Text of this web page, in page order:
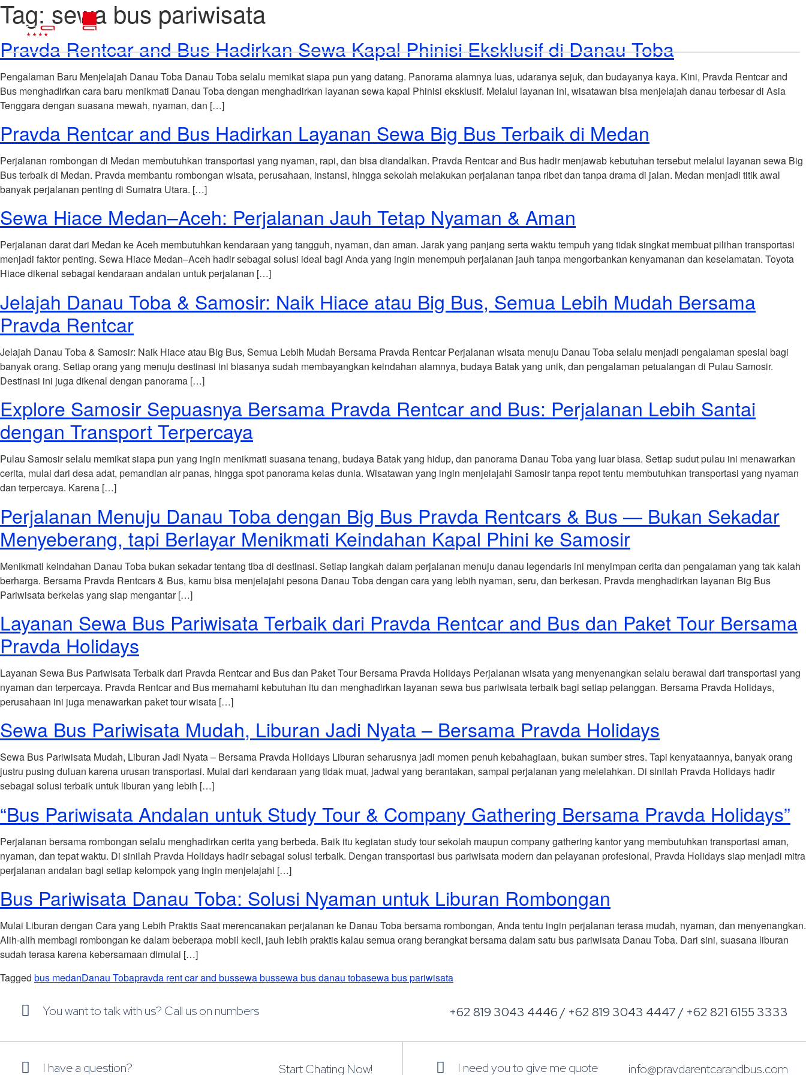
Tag: sewa bus pariwisata
Pravda Rentcar and Bus Hadirkan Sewa Kapal Phinisi Eksklusif di Danau Toba
Pengalaman Baru Menjelajah Danau Toba Danau Toba selalu memikat siapa pun yang datang. Panorama alamnya luas, udaranya sejuk, dan budayanya kaya. Kini, Pravda Rentcar and
Bus menghadirkan cara baru menikmati Danau Toba dengan menghadirkan layanan sewa kapal Phinisi eksklusif. Melalui layanan ini, wisatawan bisa menjelajah danau terbesar di Asia
Tenggara dengan suasana mewah, nyaman, dan […]
Pravda Rentcar and Bus Hadirkan Layanan Sewa Big Bus Terbaik di Medan
Perjalanan rombongan di Medan membutuhkan transportasi yang nyaman, rapi, dan bisa diandalkan. Pravda Rentcar and Bus hadir menjawab kebutuhan tersebut melalui layanan sewa Big
Bus terbaik di Medan. Pravda membantu rombongan wisata, perusahaan, instansi, hingga sekolah melakukan perjalanan tanpa ribet dan tanpa drama di jalan. Medan menjadi titik awal
banyak perjalanan penting di Sumatra Utara. […]
Sewa Hiace Medan–Aceh: Perjalanan Jauh Tetap Nyaman & Aman
Perjalanan darat dari Medan ke Aceh membutuhkan kendaraan yang tangguh, nyaman, dan aman. Jarak yang panjang serta waktu tempuh yang tidak singkat membuat pilihan transportasi
menjadi faktor penting. Sewa Hiace Medan–Aceh hadir sebagai solusi ideal bagi Anda yang ingin menempuh perjalanan jauh tanpa mengorbankan kenyamanan dan keselamatan. Toyota
Hiace dikenal sebagai kendaraan andalan untuk perjalanan […]
Jelajah Danau Toba & Samosir: Naik Hiace atau Big Bus, Semua Lebih Mudah Bersama
Pravda Rentcar
Jelajah Danau Toba & Samosir: Naik Hiace atau Big Bus, Semua Lebih Mudah Bersama Pravda Rentcar Perjalanan wisata menuju Danau Toba selalu menjadi pengalaman spesial bagi
banyak orang. Setiap orang yang menuju destinasi ini biasanya sudah membayangkan keindahan alamnya, budaya Batak yang unik, dan pengalaman petualangan di Pulau Samosir.
Destinasi ini juga dikenal dengan panorama […]
Explore Samosir Sepuasnya Bersama Pravda Rentcar and Bus: Perjalanan Lebih Santai
dengan Transport Terpercaya
Pulau Samosir selalu memikat siapa pun yang ingin menikmati suasana tenang, budaya Batak yang hidup, dan panorama Danau Toba yang luar biasa. Setiap sudut pulau ini menawarkan
cerita, mulai dari desa adat, pemandian air panas, hingga spot panorama kelas dunia. Wisatawan yang ingin menjelajahi Samosir tanpa repot tentu membutuhkan transportasi yang nyaman
dan terpercaya. Karena […]
Perjalanan Menuju Danau Toba dengan Big Bus Pravda Rentcars & Bus — Bukan Sekadar
Menyeberang, tapi Berlayar Menikmati Keindahan Kapal Phini ke Samosir
Menikmati keindahan Danau Toba bukan sekadar tentang tiba di destinasi. Setiap langkah dalam perjalanan menuju danau legendaris ini menyimpan cerita dan pengalaman yang tak kalah
berharga. Bersama Pravda Rentcars & Bus, kamu bisa menjelajahi pesona Danau Toba dengan cara yang lebih nyaman, seru, dan berkesan. Pravda menghadirkan layanan Big Bus
Pariwisata berkelas yang siap mengantar […]
Layanan Sewa Bus Pariwisata Terbaik dari Pravda Rentcar and Bus dan Paket Tour Bersama
Pravda Holidays
Layanan Sewa Bus Pariwisata Terbaik dari Pravda Rentcar and Bus dan Paket Tour Bersama Pravda Holidays Perjalanan wisata yang menyenangkan selalu berawal dari transportasi yang
nyaman dan terpercaya. Pravda Rentcar and Bus memahami kebutuhan itu dan menghadirkan layanan sewa bus pariwisata terbaik bagi setiap pelanggan. Bersama Pravda Holidays,
perusahaan ini juga menawarkan paket tour wisata […]
Sewa Bus Pariwisata Mudah, Liburan Jadi Nyata – Bersama Pravda Holidays
Sewa Bus Pariwisata Mudah, Liburan Jadi Nyata – Bersama Pravda Holidays Liburan seharusnya jadi momen penuh kebahagiaan, bukan sumber stres. Tapi kenyataannya, banyak orang
justru pusing duluan karena urusan transportasi. Mulai dari kendaraan yang tidak muat, jadwal yang berantakan, sampai perjalanan yang melelahkan. Di sinilah Pravda Holidays hadir
sebagai solusi terbaik untuk liburan yang lebih […]
“Bus Pariwisata Andalan untuk Study Tour & Company Gathering Bersama Pravda Holidays”
Perjalanan bersama rombongan selalu menghadirkan cerita yang berbeda. Baik itu kegiatan study tour sekolah maupun company gathering kantor yang membutuhkan transportasi aman,
nyaman, dan tepat waktu. Di sinilah Pravda Holidays hadir sebagai solusi terbaik. Dengan transportasi bus pariwisata modern dan pelayanan profesional, Pravda Holidays siap menjadi mitra
perjalanan andalan bagi setiap kelompok yang ingin menjelajahi […]
Bus Pariwisata Danau Toba: Solusi Nyaman untuk Liburan Rombongan
Mulai Liburan dengan Cara yang Lebih Praktis Saat merencanakan perjalanan ke Danau Toba bersama rombongan, Anda tentu ingin perjalanan terasa mudah, nyaman, dan menyenangkan.
Alih-alih membagi rombongan ke dalam beberapa mobil kecil, jauh lebih praktis kalau semua orang berangkat bersama dalam satu bus pariwisata Danau Toba. Dari sini, suasana liburan
sudah terasa karena kebersamaan dimulai […]
Tagged bus medanDanau Tobapravda rent car and bussewa bussewa bus danau tobasewa bus pariwisata
You want to talk with us? Call us on numbers +62 819 3043 4446 / +62 819 3043 4447 / +62 821 6155 3333
I have a question? Start Chating Now! I need you to give me quote info@pravdarentcarandbus.com